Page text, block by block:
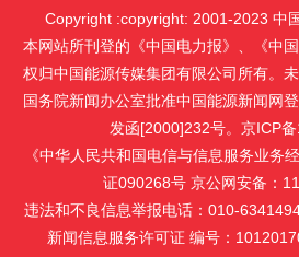
Copyright :copyright: 2001-2023 中
本网站所刊登的《中国电力报》、《中
权归中国能源传媒集团有限公司所有。
国务院新闻办公室批准中国能源新闻网
发函[2000]232号。京ICP
《中华人民共和国电信与信息服务业务
证090268号 京公网安备：
违法和不良信息举报电话：010-
新闻信息服务许可证 编号：